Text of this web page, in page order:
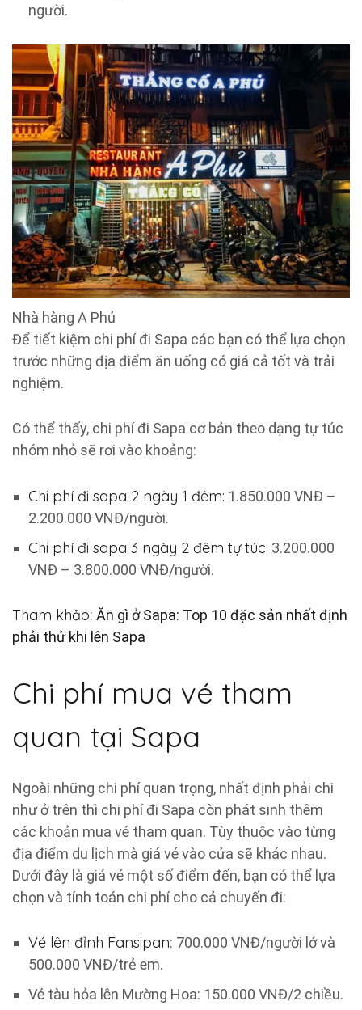
người.
Nhà hàng A Phủ
Để tiết kiệm chi phí đi Sapa các bạn có thể lựa chọn
trước những địa điểm ăn uống có giá cả tốt và trải
nghiệm.
Có thể thấy, chi phí đi Sapa cơ bản theo dạng tự túc
nhóm nhỏ sẽ rơi vào khoảng:
Chi phí đi sapa 2 ngày 1 đêm: 1.850.000 VNĐ –
2.200.000 VNĐ/người.
Chi phí đi sapa 3 ngày 2 đêm tự túc: 3.200.000
VNĐ – 3.800.000 VNĐ/người.
Tham khảo: Ăn gì ở Sapa: Top 10 đặc sản nhất định
phải thử khi lên Sapa
Chi phí mua vé tham
quan tại Sapa
Ngoài những chi phí quan trọng, nhất định phải chi
như ở trên thì chi phí đi Sapa còn phát sinh thêm
các khoản mua vé tham quan. Tùy thuộc vào từng
địa điểm du lịch mà giá vé vào cửa sẽ khác nhau.
Dưới đây là giá vé một số điểm đến, bạn có thể lựa
chọn và tính toán chi phí cho cả chuyến đi:
Vé lên đỉnh Fansipan: 700.000 VNĐ/người lớ và
500.000 VNĐ/trẻ em.
Vé tàu hỏa lên Mường Hoa: 150.000 VNĐ/2 chiều.